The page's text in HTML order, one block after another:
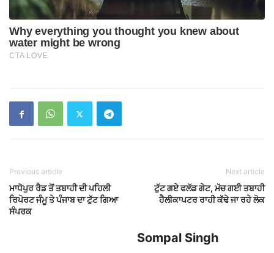
Previous article
ਮਾਧੋਪੁਰ ਰੈਡ ਤੋਂ ਤਬਾਹੀ ਦੀ ਪਹਿਲੀ
ਰਿਪੋਰਟ ਜੰਮੂ ਤੇ ਪੰਜਾਬ ਦਾ ਟੁੱਟ ਗਿਆ
ਸੰਪਰਕ
Next article
ਟੁੱਟ ਗਏ ਫਲੱਡ ਗੇਟ, ਮੱਚ ਗਈ ਤਬਾਹੀ
ਹੈਲੀਕਾਪਟਰ ਰਾਹੀ ਕੱਢੇ ਜਾ ਰਹੇ ਲੋਕ
Sompal Singh